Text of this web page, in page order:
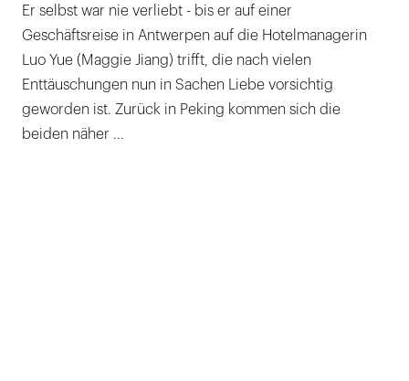
Er selbst war nie verliebt - bis er auf einer
Geschäftsreise in Antwerpen auf die Hotelmanagerin
Luo Yue (Maggie Jiang) trifft, die nach vielen
Enttäuschungen nun in Sachen Liebe vorsichtig
geworden ist. Zurück in Peking kommen sich die
beiden näher ...